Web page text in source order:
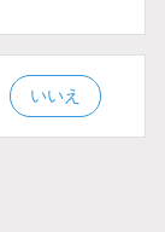
いいえ